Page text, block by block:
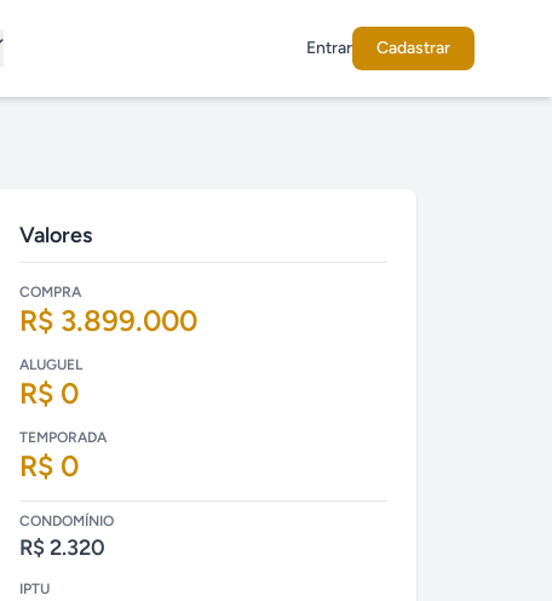
Entrar Cadastrar
Valores
COMPRA
R$ 3.899.000
ALUGUEL
R$ 0
TEMPORADA
R$ 0
CONDOMÍNIO
R$ 2.320
IPTU